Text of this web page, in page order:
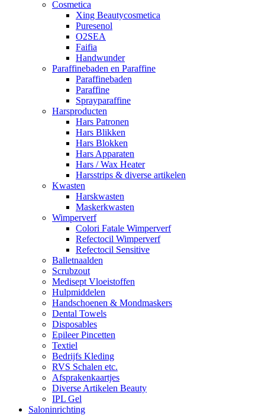
Cosmetica
Xing Beautycosmetica
Puresenol
O2SEA
Faifia
Handwunder
Paraffinebaden en Paraffine
Paraffinebaden
Paraffine
Sprayparaffine
Harsproducten
Hars Patronen
Hars Blikken
Hars Blokken
Hars Apparaten
Hars / Wax Heater
Harsstrips & diverse artikelen
Kwasten
Harskwasten
Maskerkwasten
Wimperverf
Colori Fatale Wimperverf
Refectocil Wimperverf
Refectocil Sensitive
Balletnaalden
Scrubzout
Medisept Vloeistoffen
Hulpmiddelen
Handschoenen & Mondmaskers
Dental Towels
Disposables
Epileer Pincetten
Textiel
Bedrijfs Kleding
RVS Schalen etc.
Afsprakenkaartjes
Diverse Artikelen Beauty
IPL Gel
Saloninrichting